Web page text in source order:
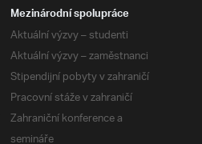
Mezinárodní spolupráce
Aktuální výzvy – studenti
Aktuální výzvy – zaměstnanci
Stipendijní pobyty v zahraničí
Pracovní stáže v zahraničí
Zahraniční konference a